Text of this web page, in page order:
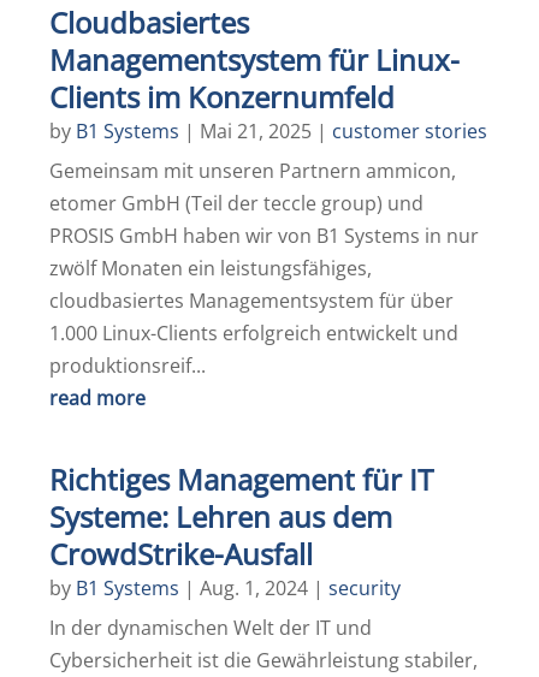
Cloudbasiertes
Managementsystem für Linux-
Clients im Konzernumfeld
by B1 Systems | Mai 21, 2025 | customer stories
Gemeinsam mit unseren Partnern ammicon,
etomer GmbH (Teil der teccle group) und
PROSIS GmbH haben wir von B1 Systems in nur
zwölf Monaten ein leistungsfähiges,
cloudbasiertes Managementsystem für über
1.000 Linux-Clients erfolgreich entwickelt und
produktionsreif...
read more
Richtiges Management für IT
Systeme: Lehren aus dem
CrowdStrike-Ausfall
by B1 Systems |Aug. 1, 2024 |security
In der dynamischen Welt der IT und
Cybersicherheit ist die Gewährleistung stabiler,